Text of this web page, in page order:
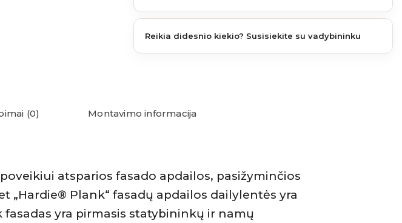
Reikia didesnio kiekio? Susisiekite su vadybininku
(0)
Montavimo informacija
atsparios fasado apdailos, pasižyminčios
„Hardie® Plank“ fasadų apdailos dailylentės yra
yra pirmasis statybininkų ir namų